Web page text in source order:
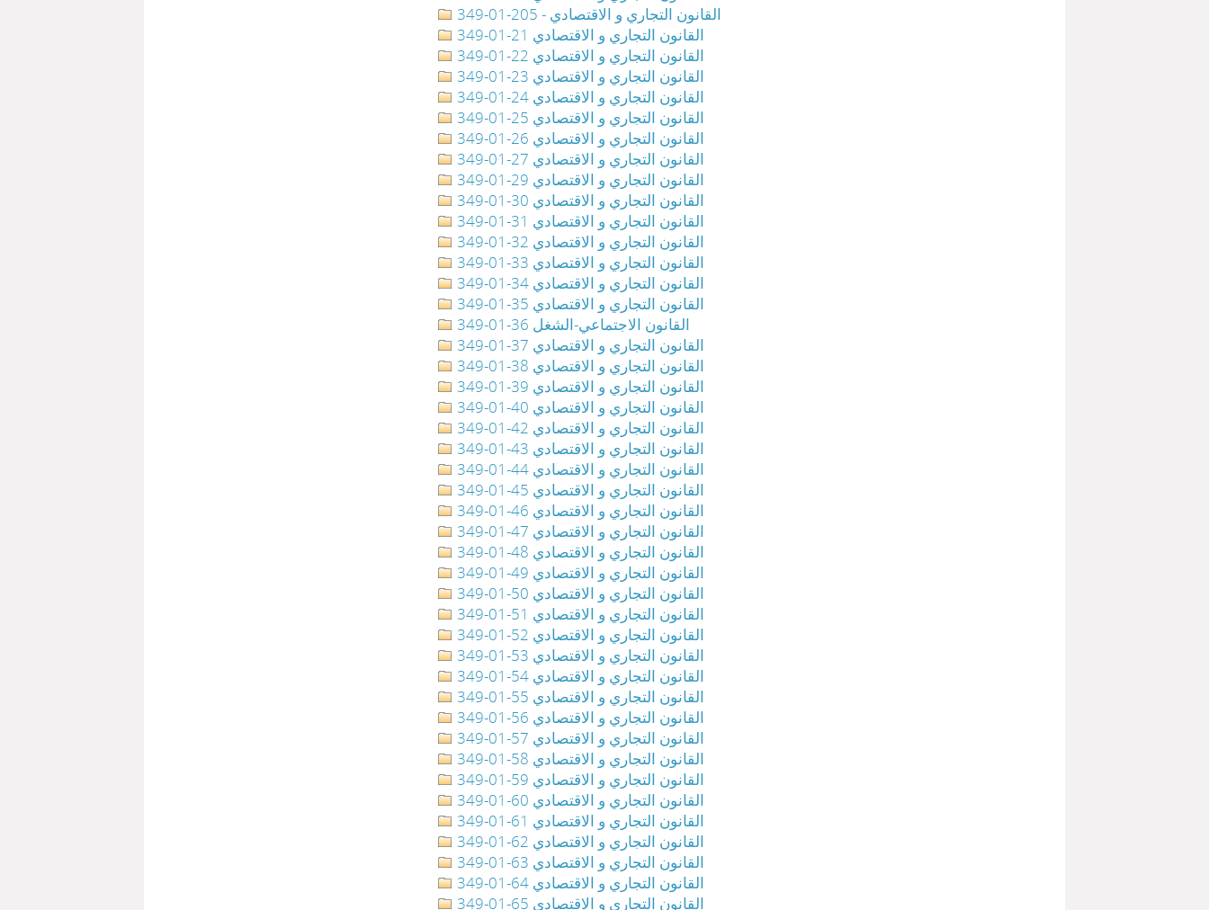
349-01-205 - القانون التجاري و الاقتصادي
349-01-21 القانون التجاري و الاقتصادي
349-01-22 القانون التجاري و الاقتصادي
349-01-23 القانون التجاري و الاقتصادي
349-01-24 القانون التجاري و الاقتصادي
349-01-25 القانون التجاري و الاقتصادي
349-01-26 القانون التجاري و الاقتصادي
349-01-27 القانون التجاري و الاقتصادي
349-01-29 القانون التجاري و الاقتصادي
349-01-30 القانون التجاري و الاقتصادي
349-01-31 القانون التجاري و الاقتصادي
349-01-32 القانون التجاري و الاقتصادي
349-01-33 القانون التجاري و الاقتصادي
349-01-34 القانون التجاري و الاقتصادي
349-01-35 القانون التجاري و الاقتصادي
349-01-36 القانون الاجتماعي-الشغل
349-01-37 القانون التجاري و الاقتصادي
349-01-38 القانون التجاري و الاقتصادي
349-01-39 القانون التجاري و الاقتصادي
349-01-40 القانون التجاري و الاقتصادي
349-01-42 القانون التجاري و الاقتصادي
349-01-43 القانون التجاري و الاقتصادي
349-01-44 القانون التجاري و الاقتصادي
349-01-45 القانون التجاري و الاقتصادي
349-01-46 القانون التجاري و الاقتصادي
349-01-47 القانون التجاري و الاقتصادي
349-01-48 القانون التجاري و الاقتصادي
349-01-49 القانون التجاري و الاقتصادي
349-01-50 القانون التجاري و الاقتصادي
349-01-51 القانون التجاري و الاقتصادي
349-01-52 القانون التجاري و الاقتصادي
349-01-53 القانون التجاري و الاقتصادي
349-01-54 القانون التجاري و الاقتصادي
349-01-55 القانون التجاري و الاقتصادي
349-01-56 القانون التجاري و الاقتصادي
349-01-57 القانون التجاري و الاقتصادي
349-01-58 القانون التجاري و الاقتصادي
349-01-59 القانون التجاري و الاقتصادي
349-01-60 القانون التجاري و الاقتصادي
349-01-61 القانون التجاري و الاقتصادي
349-01-62 القانون التجاري و الاقتصادي
349-01-63 القانون التجاري و الاقتصادي
349-01-64 القانون التجاري و الاقتصادي
349-01-65 القانون التجاري و الاقتصادي